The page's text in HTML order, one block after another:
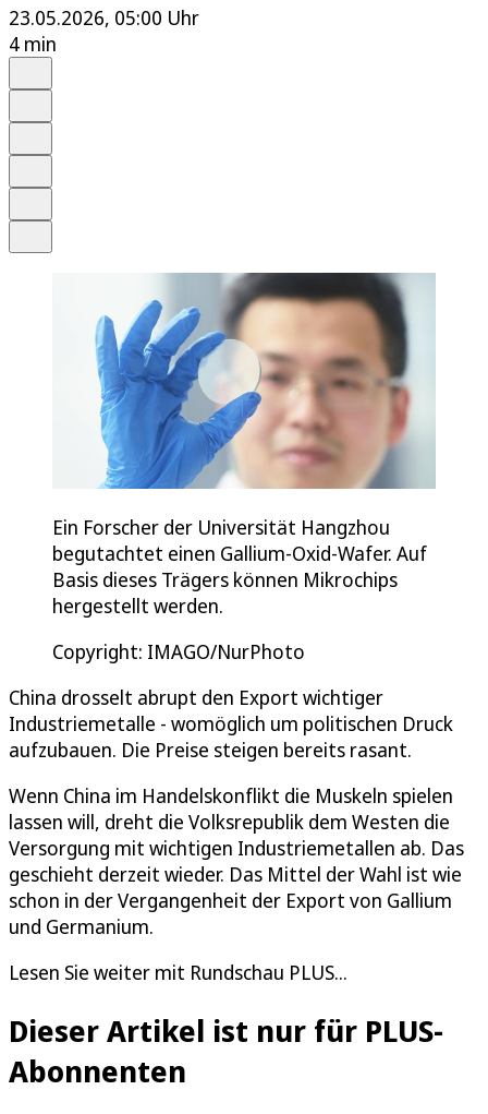
23.05.2026, 05:00 Uhr
4 min
Ein Forscher der Universität Hangzhou
begutachtet einen Gallium-Oxid-Wafer. Auf
Basis dieses Trägers können Mikrochips
hergestellt werden.
Copyright: IMAGO/NurPhoto
China drosselt abrupt den Export wichtiger
Industriemetalle - womöglich um politischen Druck
aufzubauen. Die Preise steigen bereits rasant.
Wenn China im Handelskonflikt die Muskeln spielen
lassen will, dreht die Volksrepublik dem Westen die
Versorgung mit wichtigen Industriemetallen ab. Das
geschieht derzeit wieder. Das Mittel der Wahl ist wie
schon in der Vergangenheit der Export von Gallium
und Germanium.
Lesen Sie weiter mit Rundschau PLUS...
Dieser Artikel ist nur für PLUS-
Abonnenten